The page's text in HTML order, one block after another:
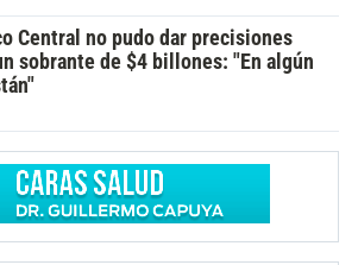
Central no pudo dar precisiones
sobrante de $4 billones: "En algún